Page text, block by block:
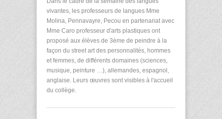
vivantes, les professeurs de langues Mme
Molina, Pennavayre, Pecou en partenariat avec
Mme Caro professeur d'arts plastiques ont
proposé aux élèves de 3ème de peindre à la
façon du street art des personnalités, hommes
et femmes, de différents domaines (sciences,
musique, peinture …), allemandes, espagnol,
anglaise. Leurs œuvres sont visibles à l'accueil
du collège.